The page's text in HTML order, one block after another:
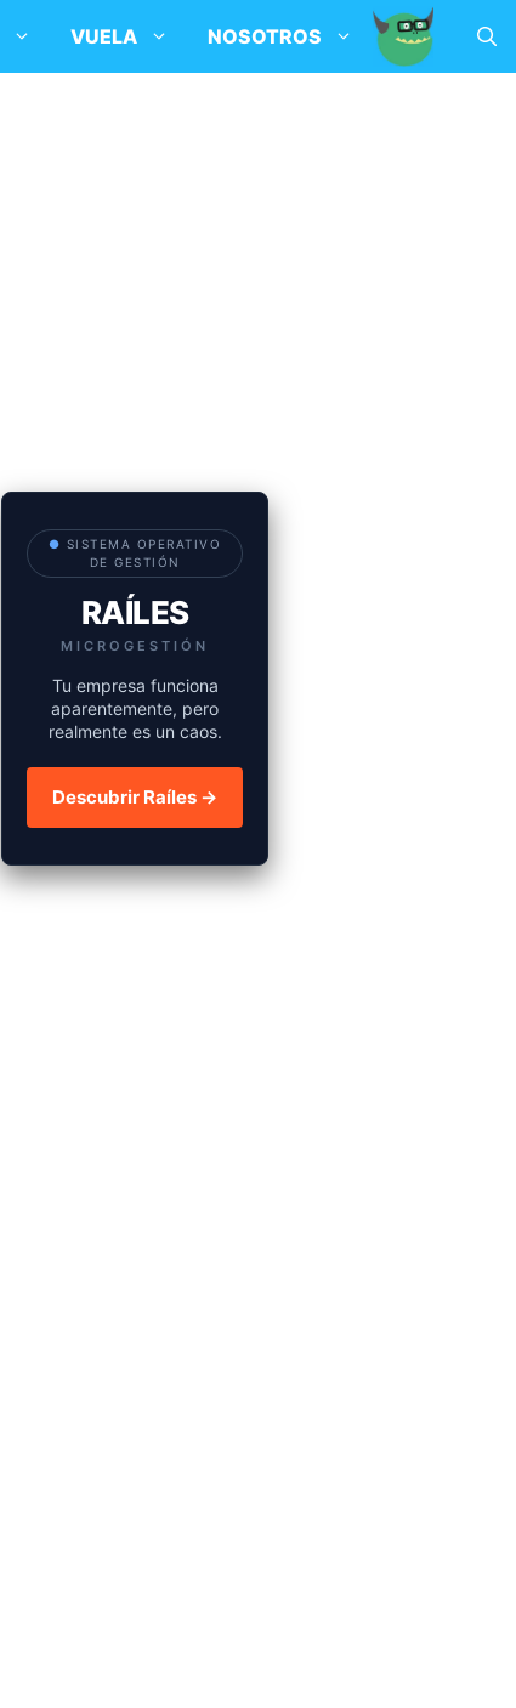
VUELA NOSOTROS
● SISTEMA OPERATIVO
DE GESTIÓN
RAÍLES
MICROGESTIÓN
Tu empresa funciona
aparentemente, pero
realmente es un caos.
Descubrir Raíles →